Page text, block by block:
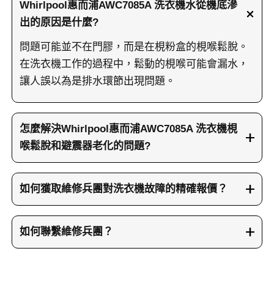
Whirlpool惠而浦AWC7085A 洗衣機水從機底滲
出的原因是什麼?
問題可能並不在門膠，而是在梘粉盒的梘喉鬆脫。
在洗衣機工作的過程中，鬆動的梘喉可能會漏水，
讓人誤以為是排水環節出現問題。
怎麼解決Whirlpool惠而浦AWC7085A 洗衣機梘
喉鬆脫和避震器老化的問題?
洗衣機梘喉鬆脫的問題可以通過重裝固定來解決。
另外，如果洗衣機避震器出現老化，導致洗衣機震
動過於劇烈，甚至移位，可以選擇更換避震器，從
如何獲取維修兵團對洗衣機故障的精確報價？
如果能在聯繫我們時提供準確的型號號碼，甚至拍
攝一些照片或視頻來描述故障情況，我們的兵團報
價系統就能分析並提供精確的報價。
如何聯繫維修兵團？